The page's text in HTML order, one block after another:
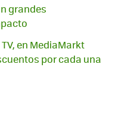
grandes
en MediaMarkt
por cada una